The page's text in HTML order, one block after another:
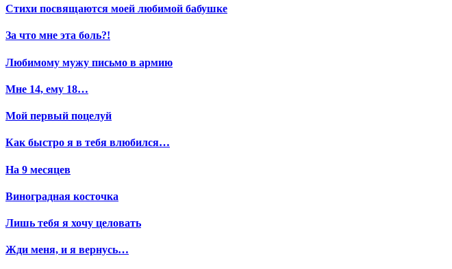
Стихи посвящаются моей любимой бабушке
За что мне эта боль?!
Любимому мужу письмо в армию
Мне 14, ему 18…
Мой первый поцелуй
Как быстро я в тебя влюбился…
На 9 месяцев
Виноградная косточка
Лишь тебя я хочу целовать
Жди меня, и я вернусь…